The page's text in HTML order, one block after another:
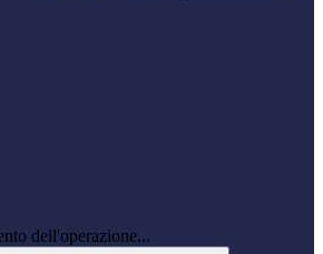
dell'operazione...